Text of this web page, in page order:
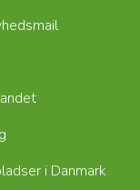
i Danmark